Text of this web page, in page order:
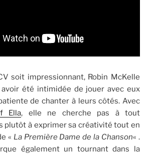
soit impressionnant, Robin McKelle
été intimidée de jouer avec eux
de chanter à leurs côtés. Avec
Ella, elle ne cherche pas à tout
plutôt à exprimer sa créativité tout en
« La Première Dame de la Chanson« .
également un tournant dans la